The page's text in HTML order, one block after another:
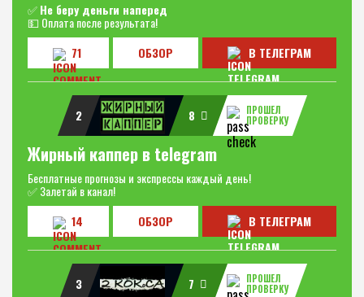
✅Не беру деньги наперед
💵 Оплата после результата!
71
ОБЗОР В ТЕЛЕГРАМ
2 8
ПРОШЕЛ
ПРОВЕРКУ
Жирный каппер в telegram
Бесплатные прогнозы и экспрессы каждый день!
✅ Залетай в канал!
14
ОБЗОР В ТЕЛЕГРАМ
3 7
ПРОШЕЛ
ПРОВЕРКУ